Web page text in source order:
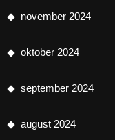
november 2024
oktober 2024
september 2024
august 2024